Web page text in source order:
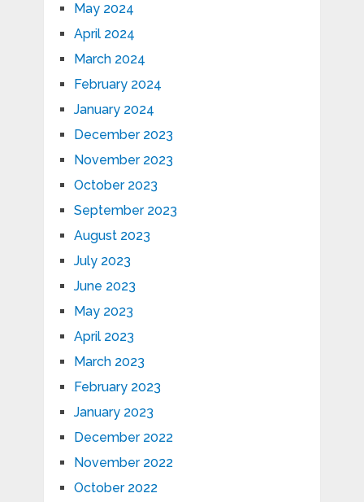
May 2024
April 2024
March 2024
February 2024
January 2024
December 2023
November 2023
October 2023
September 2023
August 2023
July 2023
June 2023
May 2023
April 2023
March 2023
February 2023
January 2023
December 2022
November 2022
October 2022